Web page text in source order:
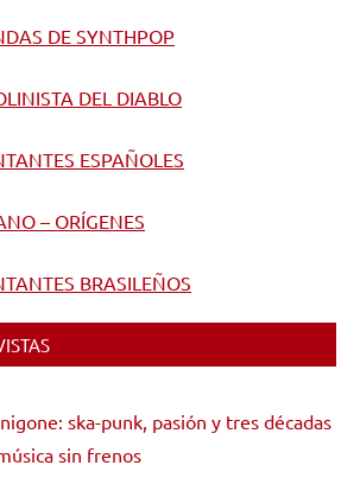
DE SYNTHPOP
DEL DIABLO
ESPAÑOLES
– ORÍGENES
BRASILEÑOS
ska-punk, pasión y tres décadas
sin frenos